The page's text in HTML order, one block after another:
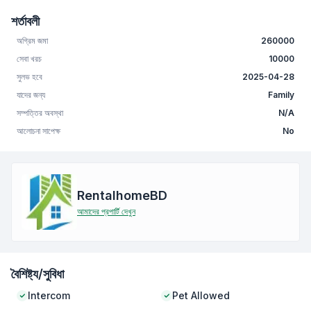
শর্তাবলী
অগ্রিম জমা
260000
সেবা খরচ
10000
সুলভ হবে
2025-04-28
যাদের জন্য
Family
সম্পত্তির অবস্থা
N/A
আলোচনা সাপেক্ষ
No
RentalhomeBD
আমাদের প্রপার্টি দেখুন
বৈশিষ্ট্য/সুবিধা
Intercom Pet Allowed